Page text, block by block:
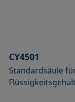
CY4501
Standardsäule